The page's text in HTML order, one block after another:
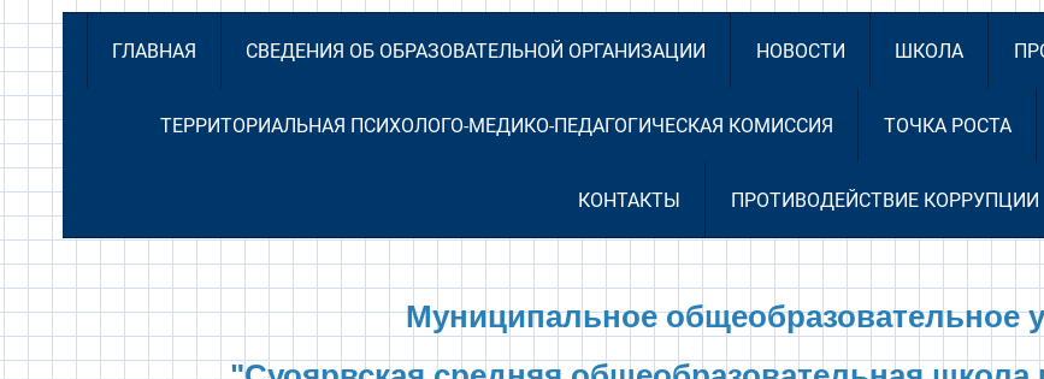
ГЛАВНАЯ СВЕДЕНИЯ ОБ ОБРАЗОВАТЕЛЬНОЙ ОРГАНИЗАЦИИ НОВОСТИ ШКОЛА
ТЕРРИТОРИАЛЬНАЯ ПСИХОЛОГО-МЕДИКО-ПЕДАГОГИЧЕСКАЯ КОМИССИЯ ТОЧКА РОСТА
КОНТАКТЫ ПРОТИВОДЕЙСТВИЕ КОРРУПЦИИ
Муниципальное общеобразовательное